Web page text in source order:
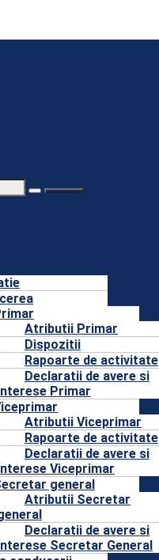
Atributii Primar
Dispozitii
Rapoarte de activitate
Declaratii de avere si
Primar
Atributii Viceprimar
Rapoarte de activitate
Declaratii de avere si
Viceprimar
general
Atributii Secretar
Declaratii de avere si
Secretar General